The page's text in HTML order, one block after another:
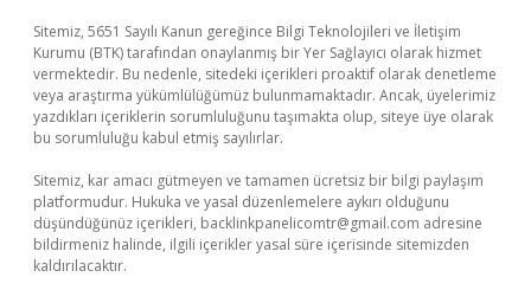
Sitemiz, 5651 Sayılı Kanun gereğince Bilgi Teknolojileri ve İletişim
Kurumu (BTK) tarafından onaylanmış bir Yer Sağlayıcı olarak hizmet
vermektedir. Bu nedenle, sitedeki içerikleri proaktif olarak denetleme
veya araştırma yükümlülüğümüz bulunmamaktadır. Ancak, üyelerimiz
yazdıkları içeriklerin sorumluluğunu taşımakta olup, siteye üye olarak
bu sorumluluğu kabul etmiş sayılırlar.
Sitemiz, kar amacı gütmeyen ve tamamen ücretsiz bir bilgi paylaşım
platformudur. Hukuka ve yasal düzenlemelere aykırı olduğunu
düşündüğünüz içerikleri, backlinkpanelicomtr@gmail.com adresine
bildirmeniz halinde, ilgili içerikler yasal süre içerisinde sitemizden
kaldırılacaktır.